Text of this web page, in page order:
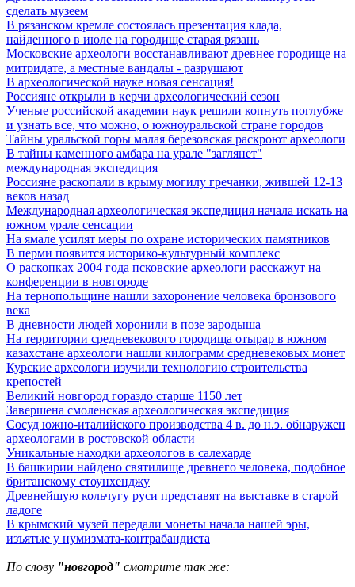
сделать музеем
В рязанском кремле состоялась презентация клада,
найденного в июле на городище старая рязань
Московские археологи восстанавливают древнее городище на
митридате, а местные вандалы - разрушают
В археологической науке новая сенсация!
Россияне открыли в керчи археологический сезон
Ученые российской академии наук решили копнуть поглубже
и узнать все, что можно, о южноуральской стране городов
Тайны уральской горы малая березовская раскроют археологи
В тайны каменного амбара на урале "заглянет"
международная экспедиция
Россияне раскопали в крыму могилу гречанки, жившей 12-13
веков назад
Международная археологическая экспедиция начала искать на
южном урале сенсации
На ямале усилят меры по охране исторических памятников
В перми появится историко-культурный комплекс
О раскопках 2004 года псковские археологи расскажут на
конференции в новгороде
На тернопольщине нашли захоронение человека бронзового
века
В дневности людей хоронили в позе зародыша
На территории средневекового городища отырар в южном
казахстане археологи нашли килограмм средневековых монет
Курские археологи изучили технологию строительства
крепостей
Великий новгород гораздо старше 1150 лет
Завершена смоленская археологическая экспедиция
Сосуд южно-италийского производства 4 в. до н.э. обнаружен
археологами в ростовской области
Уникальные находки археологов в салехарде
В башкирии найдено святилище древнего человека, подобное
британскому стоунхенджу
Древнейшую кольчугу руси представят на выставке в старой
ладоге
В крымский музей передали монеты начала нашей эры,
изъятые у нумизмата-контрабандиста
По слову "новгород" смотрите так же: